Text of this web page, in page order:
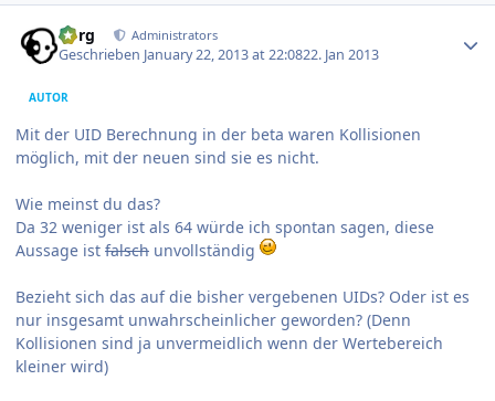
borg Administrators
Geschrieben January 22, 2013 at 22:0822. Jan 2013
AUTOR
Mit der UID Berechnung in der beta waren Kollisionen
möglich, mit der neuen sind sie es nicht.
Wie meinst du das?
Da 32 weniger ist als 64 würde ich spontan sagen, diese
Aussage ist falsch unvollständig
Bezieht sich das auf die bisher vergebenen UIDs? Oder ist es
nur insgesamt unwahrscheinlicher geworden? (Denn
Kollisionen sind ja unvermeidlich wenn der Wertebereich
kleiner wird)